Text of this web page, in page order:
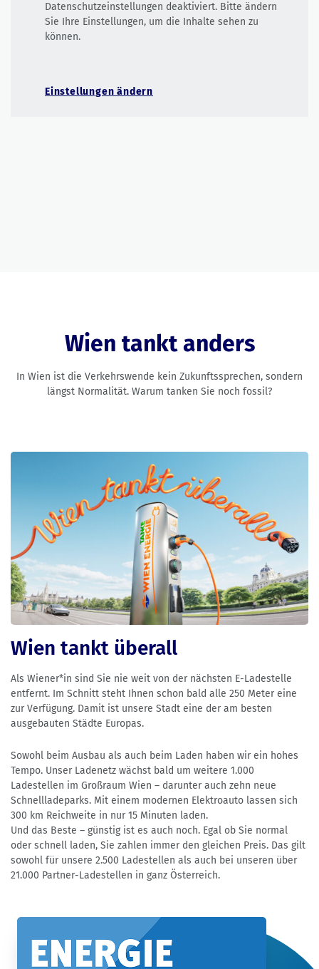
Datenschutzeinstellungen deaktiviert. Bitte ändern
Sie Ihre Einstellungen, um die Inhalte sehen zu
können.
Einstellungen ändern
Wien tankt anders
In Wien ist die Verkehrswende kein Zukunftssprechen, sondern
längst Normalität. Warum tanken Sie noch fossil?
Wien tankt überall
Als Wiener*in sind Sie nie weit von der nächsten E-Ladestelle
entfernt. Im Schnitt steht Ihnen schon bald alle 250 Meter eine
zur Verfügung. Damit ist unsere Stadt eine der am besten
ausgebauten Städte Europas.
Sowohl beim Ausbau als auch beim Laden haben wir ein hohes
Tempo. Unser Ladenetz wächst bald um weitere 1.000
Ladestellen im Großraum Wien – darunter auch zehn neue
Schnellladeparks. Mit einem modernen Elektroauto lassen sich
300 km Reichweite in nur 15 Minuten laden.
Und das Beste – günstig ist es auch noch. Egal ob Sie normal
oder schnell laden, Sie zahlen immer den gleichen Preis. Das gilt
sowohl für unsere 2.500 Ladestellen als auch bei unseren über
21.000 Partner-Ladestellen in ganz Österreich.